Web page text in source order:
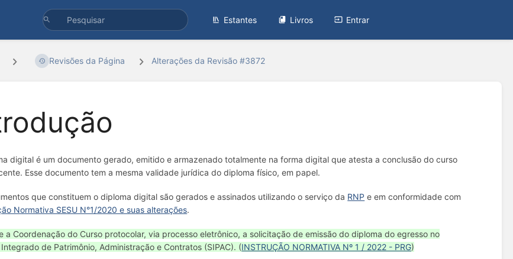
Estantes Livros Entrar
Revisões da Página Alterações da Revisão #3872
digital é um documento gerado, emitido e armazenado totalmente na forma digital que atesta a conclusão do curso
Esse documento tem a mesma validade jurídica do diploma físico, em papel.
que constituem o diploma digital são gerados e assinados utilizando o serviço da RNP e em conformidade com
Normativa SESU N°1/2020 e suas alterações.
a Coordenação do Curso protocolar, via processo eletrônico, a solicitação de emissão do diploma do egresso no
de Patrimônio, Administração e Contratos (SIPAC). (INSTRUÇÃO NORMATIVA Nº 1 / 2022 - PRG)